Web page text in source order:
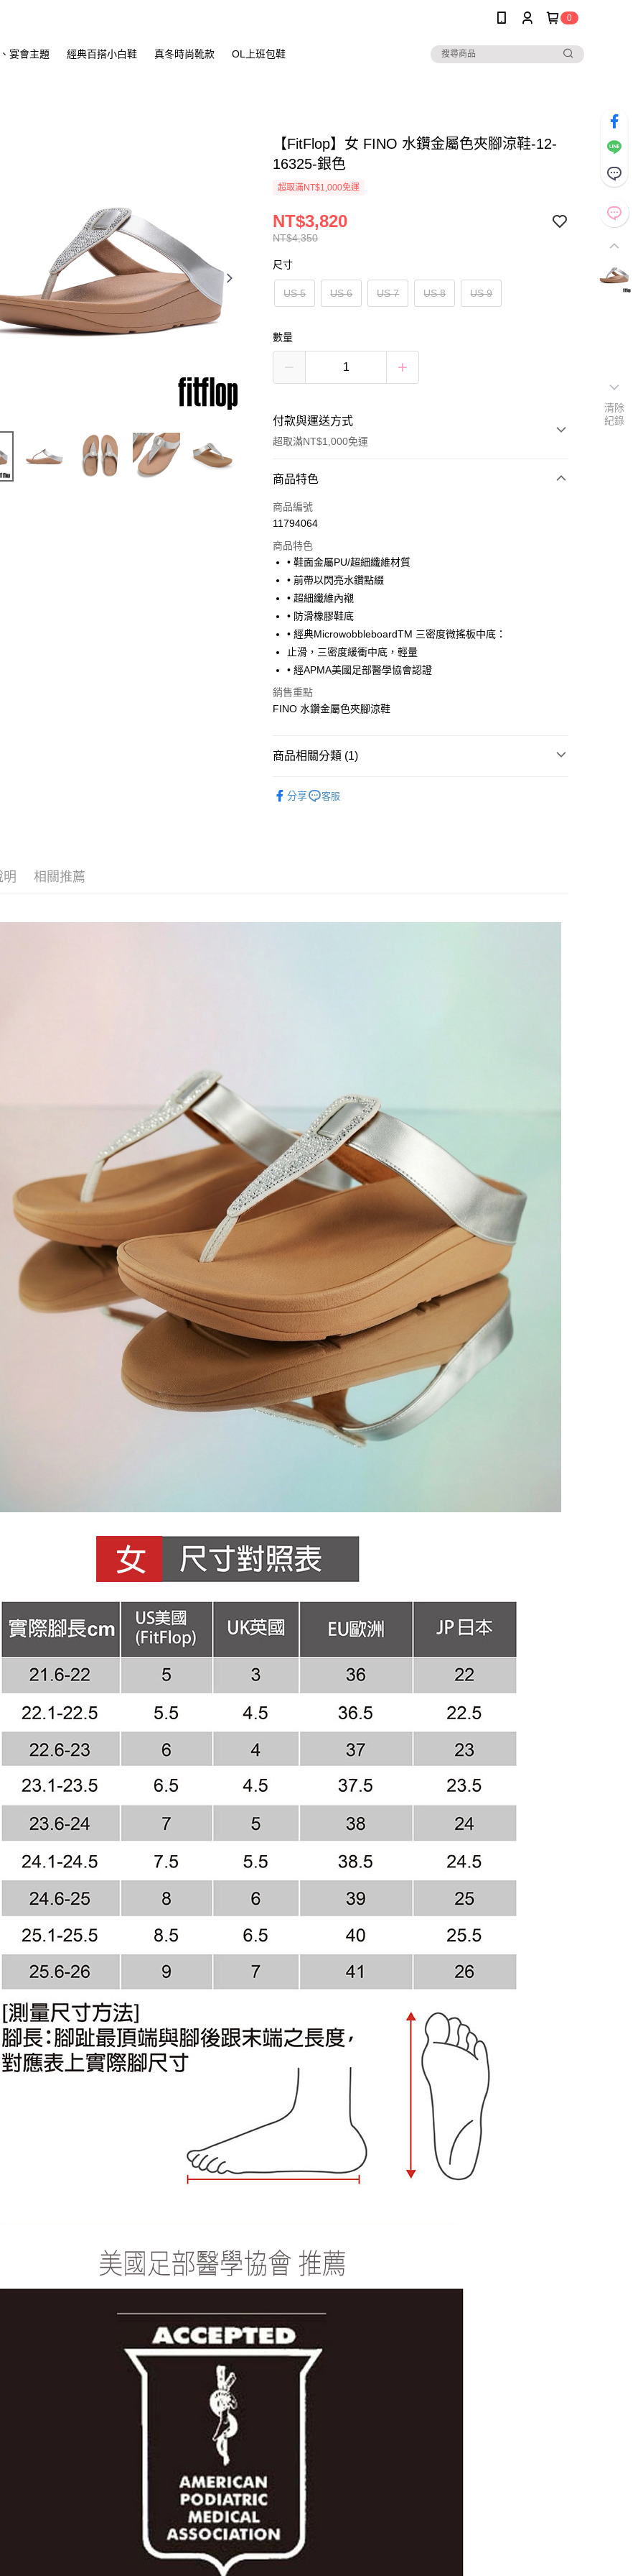
0
宴會主題 經典百搭小白鞋 真冬時尚靴款 OL上班包鞋
【FitFlop】女 FINO 水鑽金屬色夾腳涼鞋-12-
16325-銀色
超取滿NT$1,000免運
NT$4,350
NT$3,820
尺寸
US 5 US 6 US 7 US 8 US 9
數量
付款與運送方式
超取滿NT$1,000免運
付款方式
信用卡一次付款
運送方式
全家取貨付款
每筆NT$60，滿NT$1,000(含以上)免運費
7-11取貨付款
每筆NT$60，滿NT$1,000(含以上)免運費
宅配
每筆NT$80，滿NT$1,000(含以上)免運費
商品特色
商品編號
11794064
商品特色
• 鞋面金屬PU/超細纖維材質
• 前帶以閃亮水鑽點綴
• 超細纖維內襯
• 防滑橡膠鞋底
• 經典MicrowobbleboardTM 三密度微搖板中底：
止滑，三密度緩衝中底，輕量
• 經APMA美國足部醫學協會認證
銷售重點
FINO 水鑽金屬色夾腳涼鞋
商品相關分類 (1)
分享
客服
明 相關推薦
清除
紀錄